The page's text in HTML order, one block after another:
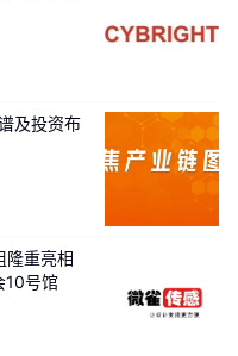
（单体）、（B）o-PD（单
PD、PABA和TZ的分子静电势
及投资布
隆重亮相
10号馆